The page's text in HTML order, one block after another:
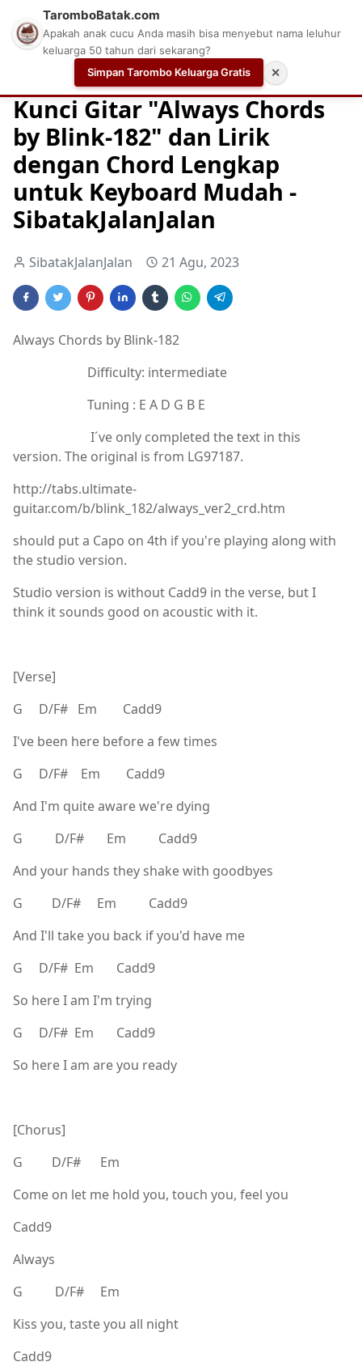
Chord Chord Gitar Easy Guitar Tabs
Kunci Gitar "Always Chords
by Blink-182" dan Lirik
dengan Chord Lengkap
untuk Keyboard Mudah -
SibatakJalanJalan
SibatakJalanJalan 21 Agu, 2023
Always Chords by Blink-182
Difficulty: intermediate
Tuning : E A D G B E
I´ve only completed the text in this
version. The original is from LG97187.
http://tabs.ultimate-
guitar.com/b/blink_182/always_ver2_crd.htm
should put a Capo on 4th if you're playing along with
the studio version.
Studio version is without Cadd9 in the verse, but I
think it sounds good on acoustic with it.
[Verse]
G D/F# Em Cadd9
I've been here before a few times
G D/F# Em Cadd9
And I'm quite aware we're dying
G D/F# Em Cadd9
And your hands they shake with goodbyes
G D/F# Em Cadd9
And I'll take you back if you'd have me
G D/F# Em Cadd9
So here I am I'm trying
G D/F# Em Cadd9
So here I am are you ready
[Chorus]
G D/F# Em
Come on let me hold you, touch you, feel you
Cadd9
Always
G D/F# Em
Kiss you, taste you all night
Cadd9
TaromboBatak.com
Apakah anak cucu Anda masih bisa menyebut nama leluhur
keluarga 50 tahun dari sekarang?
Simpan Tarombo Keluarga Gratis
✕